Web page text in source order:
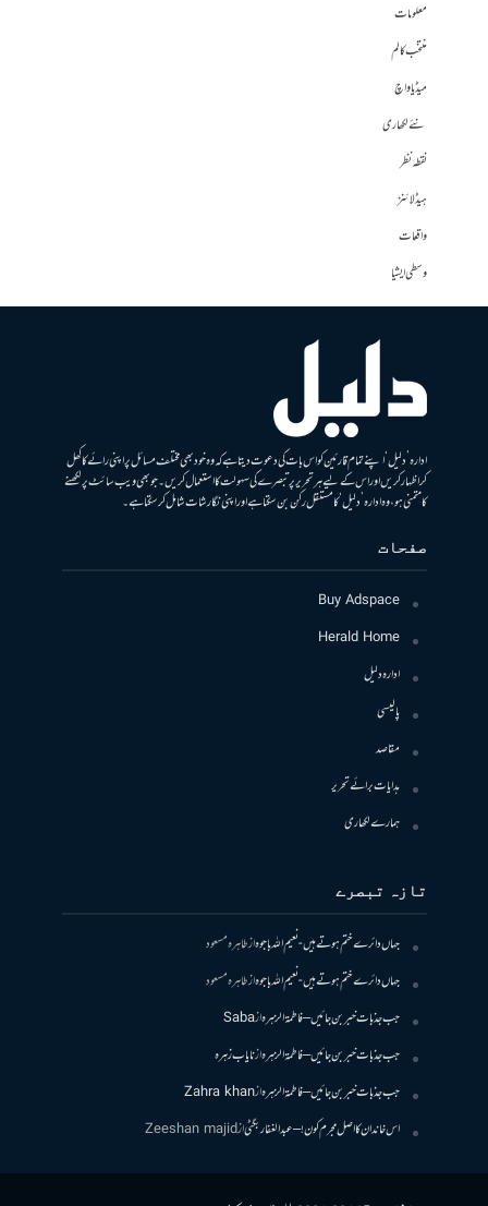
معلومات
منتخب کالم
میڈیا واچ
نئے لکھاری
نقطہ نظر
ہیڈلائنز
واقعات
وسطی ایشیا
ادارہ ’دلیل‘ اپنے تمام قارئین کو اس بات کی دعوت دیتا ہے کہ وہ خود بھی مختلف مسائل پر اپنی رائے کا کھل
کر اظہار کریں اور اس کے لیے ہر تحریر پر تبصرے کی سہولت کا استعمال کریں۔ جو بھی ویب سائٹ پر لکھنے
کا متمنی ہو، وہ ادارہ ’دلیل‘ کا مستقل رکن بن سکتا ہے اور اپنی نگارشات شامل کرسکتا ہے۔
صفحات
Buy Adspace
Herald Home
ادارہ دلیل
پالیسی
مقاصد
ہدایات برائے تحریر
ہمارے لکھاری
تازہ تبصرے
جہاں دائرے ختم ہوتے ہیں- نعیم اللہ باجوہازطاہرہ مسعود
جہاں دائرے ختم ہوتے ہیں- نعیم اللہ باجوہازطاہرہ مسعود
جب جذبات خبر بن جائیں – فاطمۃالزہرہازSaba
جب جذبات خبر بن جائیں – فاطمۃالزہرہازنایاب زہرہ
جب جذبات خبر بن جائیں – فاطمۃالزہرہازZahra khan
اس خاندان کا اصل مجرم کون! – عبدالغفار بگٹیازZeeshan majid